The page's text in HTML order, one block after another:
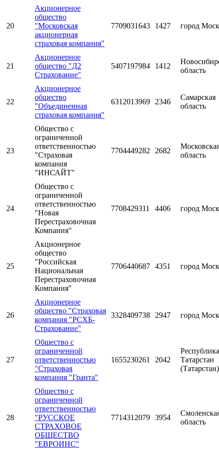
20
Акционерное
общество
"Московская
акционерная
страховая компания"
7709031643 1427 город
21
Акционерное
общество "Д2
Страхование"
5407197984 1412
область
22
Акционерное
общество
"Объединенная
страховая компания"
6312013969 2346
Самарская
область
23
Общество с
ограниченной
ответственностью
"Страховая
компания
"ИНСАЙТ"
7704449282 2682
область
24
Общество с
ограниченной
ответственностью
"Новая
Перестраховочная
Компания"
7708429311 4406 город
25
Акционерное
общество
"Российская
Национальная
Перестраховочная
Компания"
7706440687 4351 город
26
Акционерное
общество "Страховая
компания "РСХБ-
Страхование"
3328409738 2947 город
27
Общество с
ограниченной
ответственностью
"Страховая
компания "Гранта"
1655230261 2042
Республика
Татарстан
(Татарстан)
28
Общество с
ограниченной
ответственностью
"РУССКОЕ
СТРАХОВОЕ
ОБЩЕСТВО
"ЕВРОИНС"
7714312079 3954
область